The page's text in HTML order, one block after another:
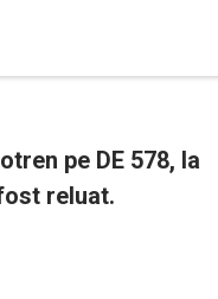
pe DE 578, la
reluat.